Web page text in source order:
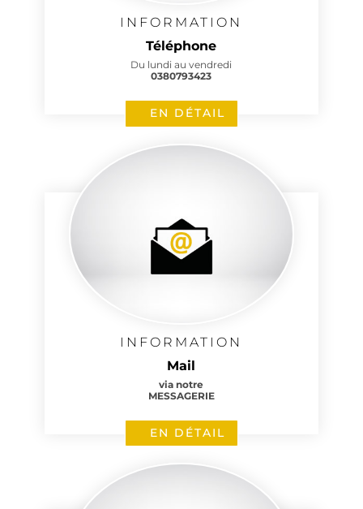
INFORMATION
Téléphone
Du lundi au vendredi
0380793423
EN DÉTAIL
INFORMATION
Mail
via notre
MESSAGERIE
EN DÉTAIL